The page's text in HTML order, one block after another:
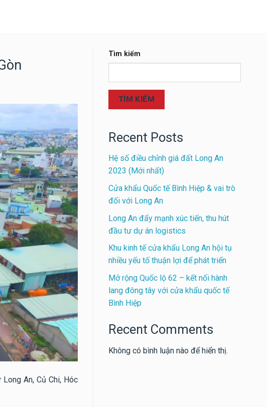
An, Củ Chi, Hóc
Tìm kiếm
TÌM KIẾM
Recent Posts
Hệ số điều chỉnh giá đất Long An
2023 (Mới nhất)
Cửa khẩu Quốc tế Bình Hiệp & vai trò
đối với Long An
Long An đẩy mạnh xúc tiến, thu hút
đầu tư dự án logistics
Khu kinh tế cửa khẩu Long An hội tụ
nhiều yếu tố thuận lợi để phát triển
Mở rộng Quốc lộ 62 – kết nối hành
lang đông tây với cửa khẩu quốc tế
Bình Hiệp
Recent Comments
Không có bình luận nào để hiển thị.